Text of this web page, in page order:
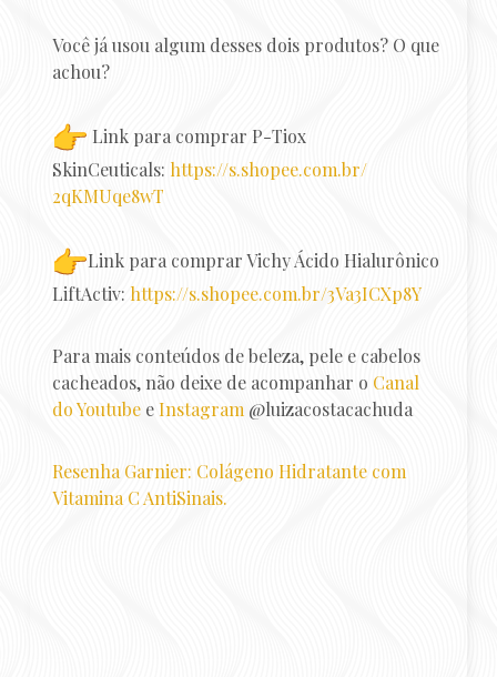
Você já usou algum desses dois produtos? O que
achou?
Link para comprar P-Tiox
SkinCeuticals: https://s.shopee.com.br/
2qKMUqe8wT
Link para comprar Vichy Ácido Hialurônico
LiftActiv:https://s.shopee.com.br/3Va3ICXp8Y
Para mais conteúdos de beleza, pele e cabelos
cacheados, não deixe de acompanhar o Canal
do Youtube eInstagram @luizacostacachuda
Resenha Garnier: Colágeno Hidratante com
Vitamina C AntiSinais.